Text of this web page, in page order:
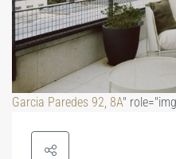
Garcia Paredes 92, 8A"